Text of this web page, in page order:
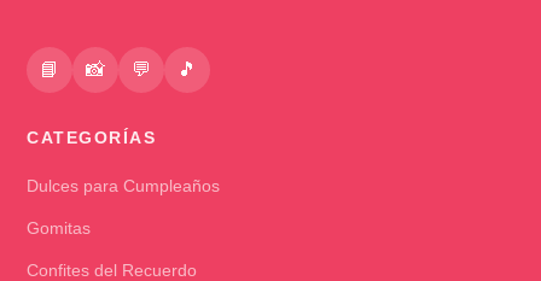
📘 📸 💬 🎵
CATEGORÍAS
Dulces para Cumpleaños
Gomitas
Confites del Recuerdo